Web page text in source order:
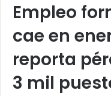
Empleo
cae en
reporta
3 mil